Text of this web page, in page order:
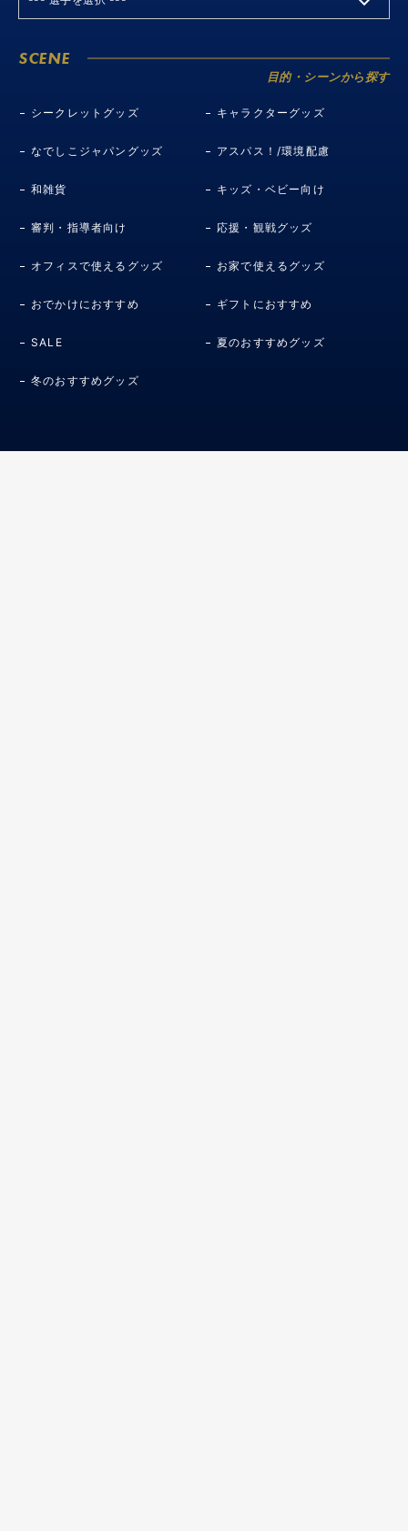
SCENE
目的・シーンから探す
シークレットグッズ キャラクターグッズ
なでしこジャパングッズ アスパス！/環境配慮
和雑貨 キッズ・ベビー向け
審判・指導者向け 応援・観戦グッズ
オフィスで使えるグッズ お家で使えるグッズ
おでかけにおすすめ ギフトにおすすめ
SALE 夏のおすすめグッズ
冬のおすすめグッズ